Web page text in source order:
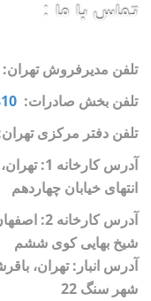
تماس با ما :
تلفن مدیرفروش تهران:
تلفن بخش صادرات:
تلفن دفتر مرکزی
آدرس
انتهای خیابان چهاردهم
آدرس
شیخ بهایی کوی ششم
آدرس انبار: تهران،
شهر سنگ 22